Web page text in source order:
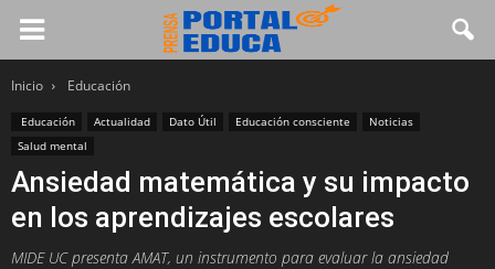
Inicio Educación
Educación Actualidad Dato Útil Educación consciente
Noticias
Salud mental
Ansiedad matemática y su impacto
en los aprendizajes escolares
MIDE UC presenta AMAT, un instrumento para evaluar la ansiedad